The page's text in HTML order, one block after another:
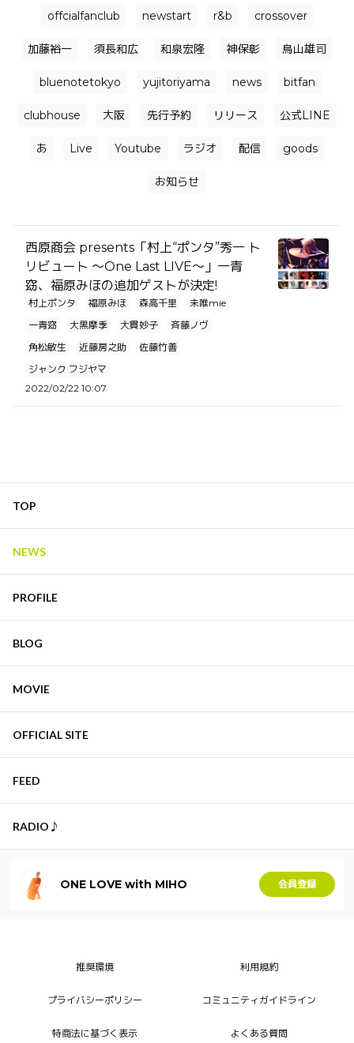
offcialfanclub newstart r&b crossover
加藤裕一 須長和広 和泉宏隆 神保彰 鳥山雄司
bluenotetokyo yujitoriyama news bitfan
clubhouse 大阪 先行予約 リリース 公式LINE
あ Live Youtube ラジオ 配信 goods
お知らせ
⻄原商会 presents「村上“ポンタ”秀一 ト
リビュート 〜One Last LIVE〜」一⻘
窈、福原みほの追加ゲストが決定!
村上ポンタ 福原みほ 森高千里
未唯mie
一青窈
大黒摩季 大貫妙子
⻫藤ノヴ
角松敏生
近藤房之助
佐藤竹善
ジャンク フジヤマ
2022/02/22 10:07
TOP
NEWS
PROFILE
BLOG
MOVIE
OFFICIAL SITE
FEED
RADIO♪
ONE LOVE with MIHO 会員登録
推奨環境 利用規約
プライバシーポリシー コミュニティガイドライン
特商法に基づく表示 よくある質問